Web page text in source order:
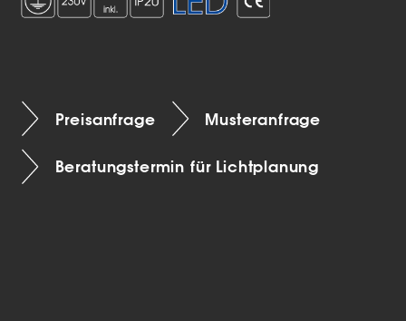
Preisanfrage Musteranfrage
Beratungstermin für Lichtplanung